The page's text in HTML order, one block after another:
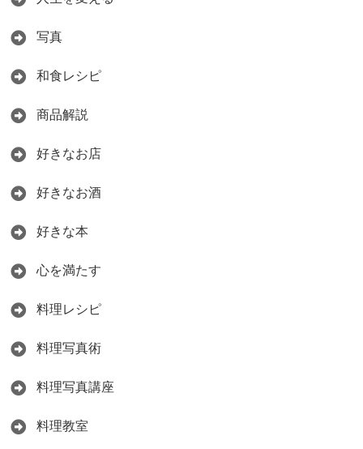
写真
和食レシピ
商品解説
好きなお店
好きなお酒
好きな本
心を満たす
料理レシピ
料理写真術
料理写真講座
料理教室